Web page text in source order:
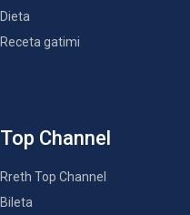
Dieta
Receta gatimi
Top Channel
Rreth Top Channel
Bileta